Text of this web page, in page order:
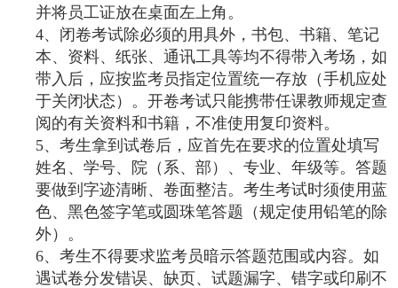
并将员工证放在桌面左上角。
4、闭卷考试除必须的用具外，书包、书籍、笔记
本、资料、纸张、通讯工具等均不得带入考场，如
带入后，应按监考员指定位置统一存放（手机应处
于关闭状态）。开卷考试只能携带任课教师规定查
阅的有关资料和书籍，不准使用复印资料。
5、考生拿到试卷后，应首先在要求的位置处填写
姓名、学号、院（系、部）、专业、年级等。答题
要做到字迹清晰、卷面整洁。考生考试时须使用蓝
色、黑色签字笔或圆珠笔答题（规定使用铅笔的除
外）。
6、考生不得要求监考员暗示答题范围或内容。如
遇试卷分发错误、缺页、试题漏字、错字或印刷不